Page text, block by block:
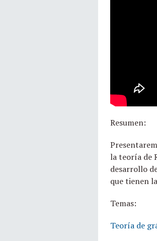
Resumen:
la teoría de
desarrollo
que tienen
Temas:
Teoría de